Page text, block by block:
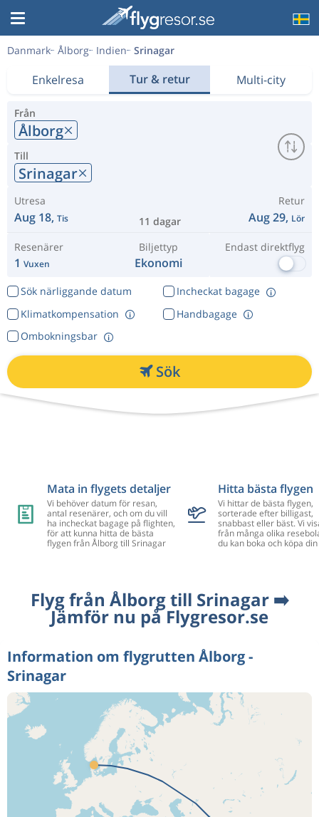
Danmark Ålborg Indien Srinagar
Enkelresa Tur & retur Multi-city
Från
Ålborg
Till
Srinagar
Utresa
Aug 18, Tis 11 dagar
Retur
Aug 29, Lör
Resenärer
1 Vuxen
Biljettyp
Ekonomi
Endast direktflyg
Sök närliggande datum
Incheckat bagage
Klimatkompensation
Ombokningsbar
Handbagage
Sök
Mata in flygets detaljer
Vi behöver datum för resan,
antal resenärer, och om du vill
ha incheckat bagage på flighten,
för att kunna hitta de bästa
flygen från Ålborg till Srinagar
Hitta bästa flygen
Vi hittar de bästa flygen,
sorterade efter billigast,
snabbast eller bäst. Vi
från många olika
du kan boka och köpa
Flyg från Ålborg till Srinagar ➡️
Jämför nu på Flygresor.se
Information om flygrutten Ålborg -
Srinagar